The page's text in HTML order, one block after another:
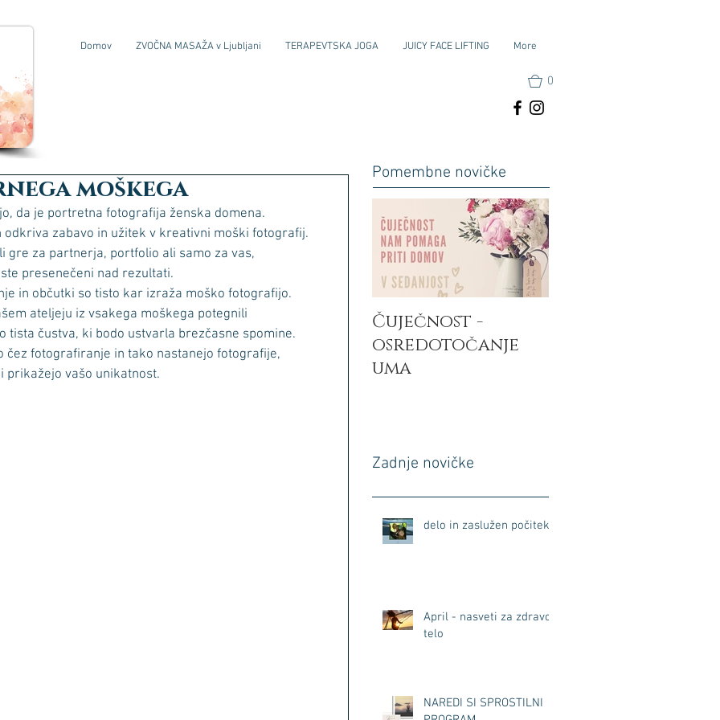
Domov ZVOČNA MASAŽA v Ljubljani TERAPEVTSKA JOGA JUICY FACE LIFTING More
0
moškega
da je portretna fotografija ženska domena.
odkriva zabavo in užitek v kreativni moški fotografij.
gre za partnerja, portfolio ali samo za vas,
presenečeni nad rezultati.
in občutki so tisto kar izraža moško fotografijo.
ateljeju iz vsakega moškega potegnili
tista čustva, ki bodo ustvarla brezčasne spomine.
čez fotografiranje in tako nastanejo fotografije,
prikažejo vašo unikatnost.
Pomembne novičke
Čuječnost -
osredotočanje
uma
Zadnje novičke
delo in zaslužen počitek
April - nasveti za zdravo
telo
NAREDI SI SPROSTILNI